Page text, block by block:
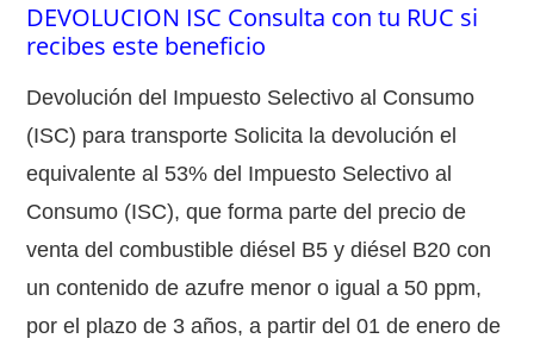
DEVOLUCION ISC Consulta con tu RUC si
recibes este beneficio
Devolución del Impuesto Selectivo al Consumo
(ISC) para transporte Solicita la devolución el
equivalente al 53% del Impuesto Selectivo al
Consumo (ISC), que forma parte del precio de
venta del combustible diésel B5 y diésel B20 con
un contenido de azufre menor o igual a 50 ppm,
por el plazo de 3 años, a partir del 01 de enero de